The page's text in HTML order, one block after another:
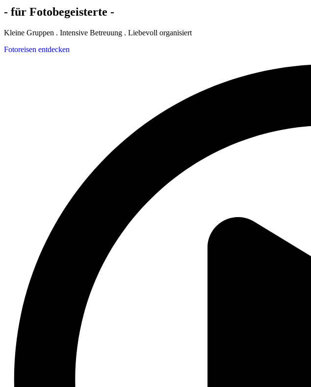
- für Fotobegeisterte -
Kleine Gruppen . Intensive Betreuung . Liebevoll organisiert
Fotoreisen entdecken